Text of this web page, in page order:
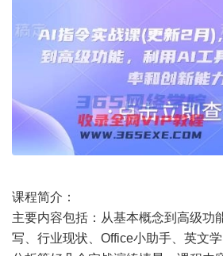
课程简介：
主要内容包括：从基本概念到高级功
写、行业现状、Office小助手、英文